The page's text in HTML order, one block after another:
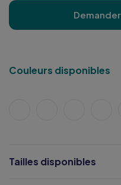
Couleurs disponibles
Tailles disponibles